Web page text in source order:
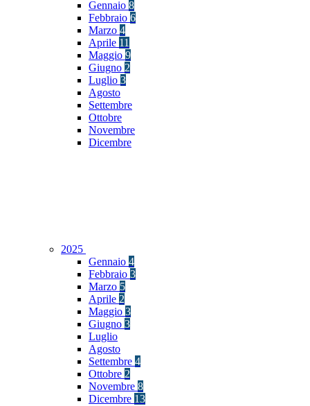
Gennaio 8
Febbraio 6
Marzo 4
Aprile 11
Maggio 9
Giugno 2
Luglio 3
Agosto
Settembre
Ottobre
Novembre
Dicembre
2025
Gennaio 4
Febbraio 3
Marzo 5
Aprile 2
Maggio 3
Giugno 3
Luglio
Agosto
Settembre 4
Ottobre 2
Novembre 8
Dicembre 13